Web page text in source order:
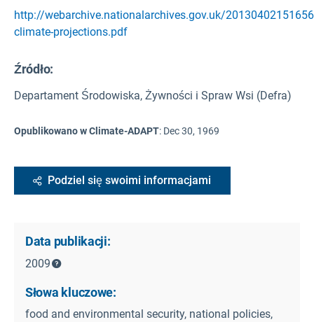
http://webarchive.nationalarchives.gov.uk/
climate-projections.pdf
Źródło:
Departament Środowiska, Żywności i Spraw Wsi (Defra)
Opublikowano w Climate-ADAPT: Dec 30, 1969
Podziel się swoimi informacjami
Data publikacji:
2009
Słowa kluczowe:
food and environmental security, national policies,